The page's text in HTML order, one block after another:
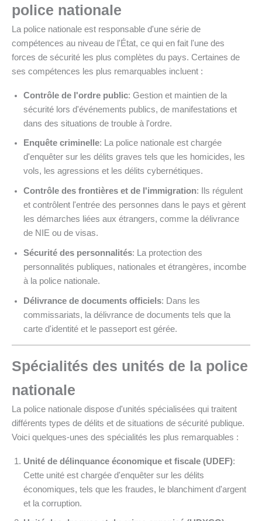
police nationale
La police nationale est responsable d'une série de
compétences au niveau de l'État, ce qui en fait l'une des
forces de sécurité les plus complètes du pays. Certaines de
ses compétences les plus remarquables incluent :
Contrôle de l'ordre public: Gestion et maintien de la
sécurité lors d'événements publics, de manifestations et
dans des situations de trouble à l'ordre.
Enquête criminelle: La police nationale est chargée
d'enquêter sur les délits graves tels que les homicides, les
vols, les agressions et les délits cybernétiques.
Contrôle des frontières et de l'immigration: Ils régulent
et contrôlent l'entrée des personnes dans le pays et gèrent
les démarches liées aux étrangers, comme la délivrance
de NIE ou de visas.
Sécurité des personnalités: La protection des
personnalités publiques, nationales et étrangères, incombe
à la police nationale.
Délivrance de documents officiels: Dans les
commissariats, la délivrance de documents tels que la
carte d'identité et le passeport est gérée.
Spécialités des unités de la police
nationale
La police nationale dispose d'unités spécialisées qui traitent
différents types de délits et de situations de sécurité publique.
Voici quelques-unes des spécialités les plus remarquables :
Unité de délinquance économique et fiscale (UDEF):
Cette unité est chargée d'enquêter sur les délits
économiques, tels que les fraudes, le blanchiment d'argent
et la corruption.